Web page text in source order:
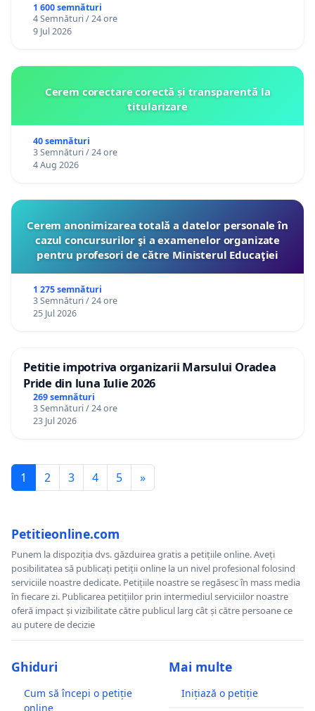
1 600 semnături
4 Semnături / 24 ore
9 Jul 2026
Cerem corectare corectă și transparentă la
titularizare
40 semnături
3 Semnături / 24 ore
4 Aug 2026
Cerem anonimizarea totală a datelor personale în
cazul concursurilor şi a examenelor organizate
pentru profesori de către Ministerul Educaţiei
1 275 semnături
3 Semnături / 24 ore
25 Jul 2026
Petitie impotriva organizarii Marsului Oradea
Pride din luna Iulie 2026
269 semnături
3 Semnături / 24 ore
23 Jul 2026
1 2 3 4 5 »
Petitieonline.com
Punem la dispoziția dvs. găzduirea gratis a petițiile online. Aveți
posibilitatea să publicați petiții online la un nivel profesional folosind
serviciile noastre dedicate. Petițiile noastre se regăsesc în mass media
în fiecare zi. Publicarea petițiilor prin intermediul serviciilor noastre
oferă impact și vizibilitate către publicul larg cât și către persoane ce
au putere de decizie
Ghiduri
Cum să începi o petiție
online
Mai multe
Inițiază o petiție